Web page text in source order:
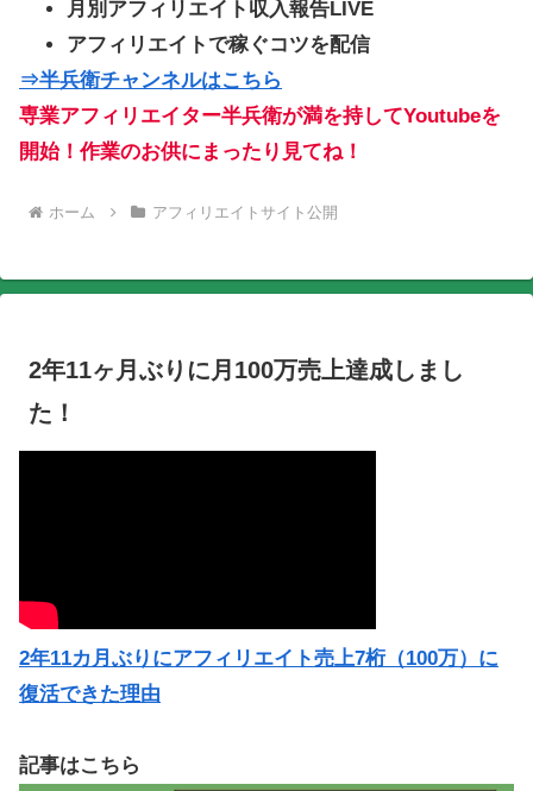
月別アフィリエイト収入報告LIVE
アフィリエイトで稼ぐコツを配信
⇒半兵衛チャンネルはこちら
専業アフィリエイター半兵衛が満を持してYoutubeを
開始！作業のお供にまったり見てね！
ホーム アフィリエイトサイト公開
2年11ヶ月ぶりに月100万売上達成しまし
た！
2年11カ月ぶりにアフィリエイト売上7桁（100万）に
復活できた理由
記事はこちら